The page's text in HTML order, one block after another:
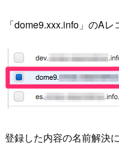
「dome9.xxx.info」のA
登録した内容の名前解決